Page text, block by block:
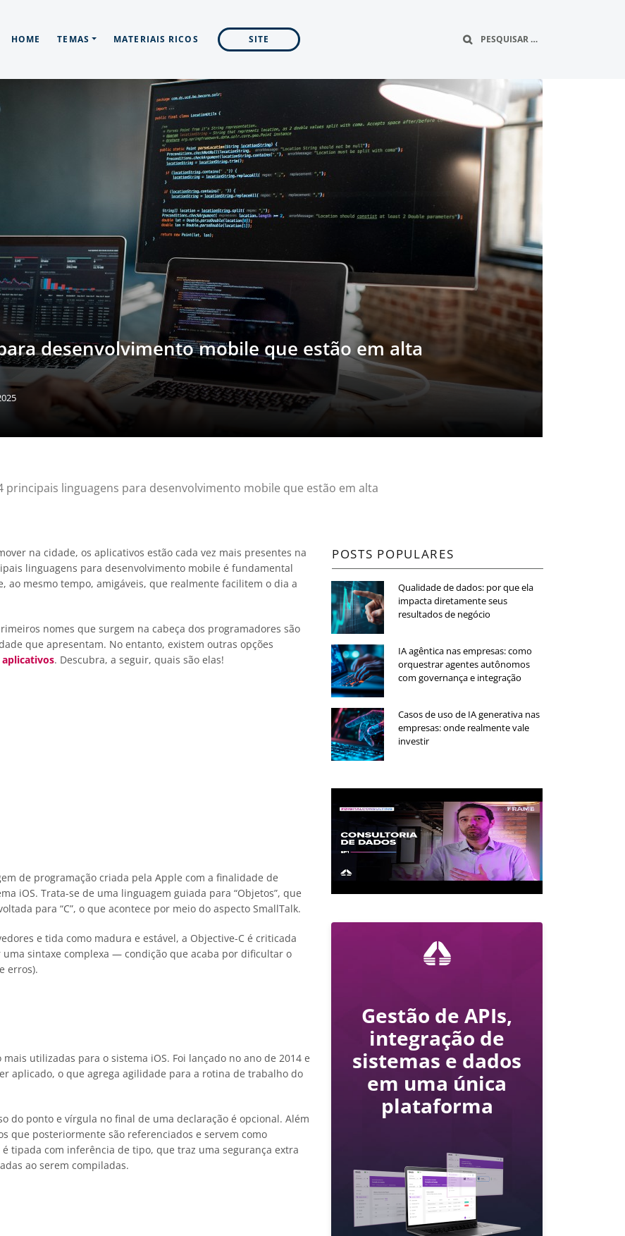
HOME TEMAS MATERIAIS RICOS SITE
desenvolvimento mobile que estão em alta
principais linguagens para desenvolvimento mobile que estão em alta
na cidade, os aplicativos estão cada vez mais presentes na
linguagens para desenvolvimento mobile é fundamental
ao mesmo tempo, amigáveis, que realmente facilitem o dia a
nomes que surgem na cabeça dos programadores são
que apresentam. No entanto, existem outras opções
. Descubra, a seguir, quais são elas!
de programação criada pela Apple com a finalidade de
iOS. Trata-se de uma linguagem guiada para “Objetos”, que
para “C”, o que acontece por meio do aspecto SmallTalk.
e tida como madura e estável, a Objective-C é criticada
sintaxe complexa — condição que acaba por dificultar o
erros).
utilizadas para o sistema iOS. Foi lançado no ano de 2014 e
aplicado, o que agrega agilidade para a rotina de trabalho do
do ponto e vírgula no final de uma declaração é opcional. Além
que posteriormente são referenciados e servem como
tipada com inferência de tipo, que traz uma segurança extra
ao serem compiladas.
POSTS POPULARES
Qualidade de dados: por que ela
impacta diretamente seus
resultados de negócio
IA agêntica nas empresas: como
orquestrar agentes autônomos
com governança e integração
Casos de uso de IA generativa nas
empresas: onde realmente vale
investir
Gestão de APIs,
integração de
sistemas e dados
em uma única
plataforma